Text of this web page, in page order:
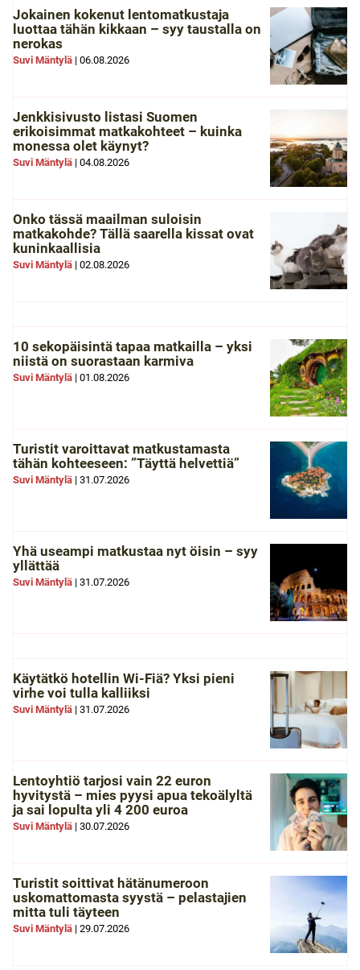
Jokainen kokenut lentomatkustaja
luottaa tähän kikkaan – syy taustalla on
nerokas
Suvi Mäntylä | 06.08.2026
Jenkkisivusto listasi Suomen
erikoisimmat matkakohteet – kuinka
monessa olet käynyt?
Suvi Mäntylä | 04.08.2026
Onko tässä maailman suloisin
matkakohde? Tällä saarella kissat ovat
kuninkaallisia
Suvi Mäntylä | 02.08.2026
10 sekopäisintä tapaa matkailla – yksi
niistä on suorastaan karmiva
Suvi Mäntylä | 01.08.2026
Turistit varoittavat matkustamasta
tähän kohteeseen: ”Täyttä helvettiä”
Suvi Mäntylä | 31.07.2026
Yhä useampi matkustaa nyt öisin – syy
yllättää
Suvi Mäntylä | 31.07.2026
Käytätkö hotellin Wi-Fiä? Yksi pieni
virhe voi tulla kalliiksi
Suvi Mäntylä | 31.07.2026
Lentoyhtiö tarjosi vain 22 euron
hyvitystä – mies pyysi apua tekoälyltä
ja sai lopulta yli 4 200 euroa
Suvi Mäntylä | 30.07.2026
Turistit soittivat hätänumeroon
uskomattomasta syystä – pelastajien
mitta tuli täyteen
Suvi Mäntylä | 29.07.2026